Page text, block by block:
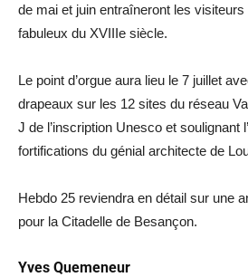
de mai et juin entraîneront les
fabuleux du XVIIIe siècle.
Le point d’orgue aura lieu le 7 juillet
drapeaux sur les 12 sites du réseau
J de l’inscription Unesco et soulignant
fortifications du génial architecte de
Hebdo 25 reviendra en détail sur une
pour la Citadelle de Besançon.
Yves Quemeneur